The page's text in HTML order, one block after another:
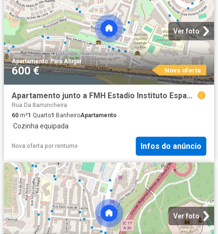
Ver foto
Apartamento·Para Alugar
600 € Nova oferta
Apartamento junto a FMH Estadio Instituto Espanhol
Rua Da Barruncheira
60 m²1 Quarto1 BanheiroApartamento
·Cozinha equipada
Nova oferta por rentumo Infos do anúncio
Ver foto